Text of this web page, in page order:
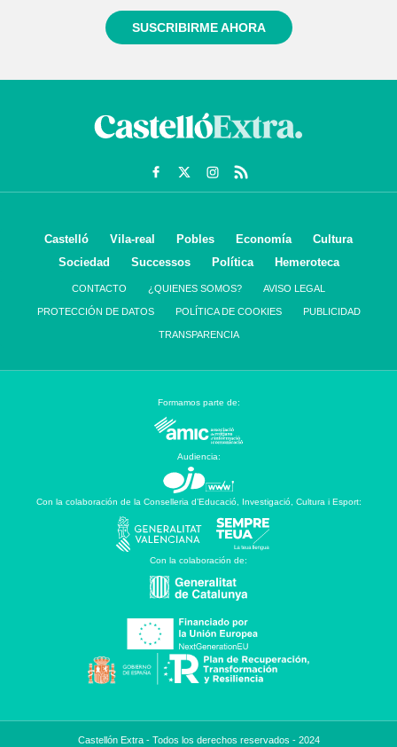
SUSCRIBIRME AHORA
Castelló Vila-real Pobles Economía
Cultura
Sociedad
Successos Política Hemeroteca
CONTACTO ¿QUIENES SOMOS? AVISO LEGAL
PROTECCIÓN DE DATOS POLÍTICA DE COOKIES PUBLICIDAD
TRANSPARENCIA
Formamos parte de:
Audiencia:
Con la colaboración de la Conselleria d’Educació, Investigació, Cultura i Esport:
Con la colaboración de:
Castellón Extra - Todos los derechos reservados - 2024